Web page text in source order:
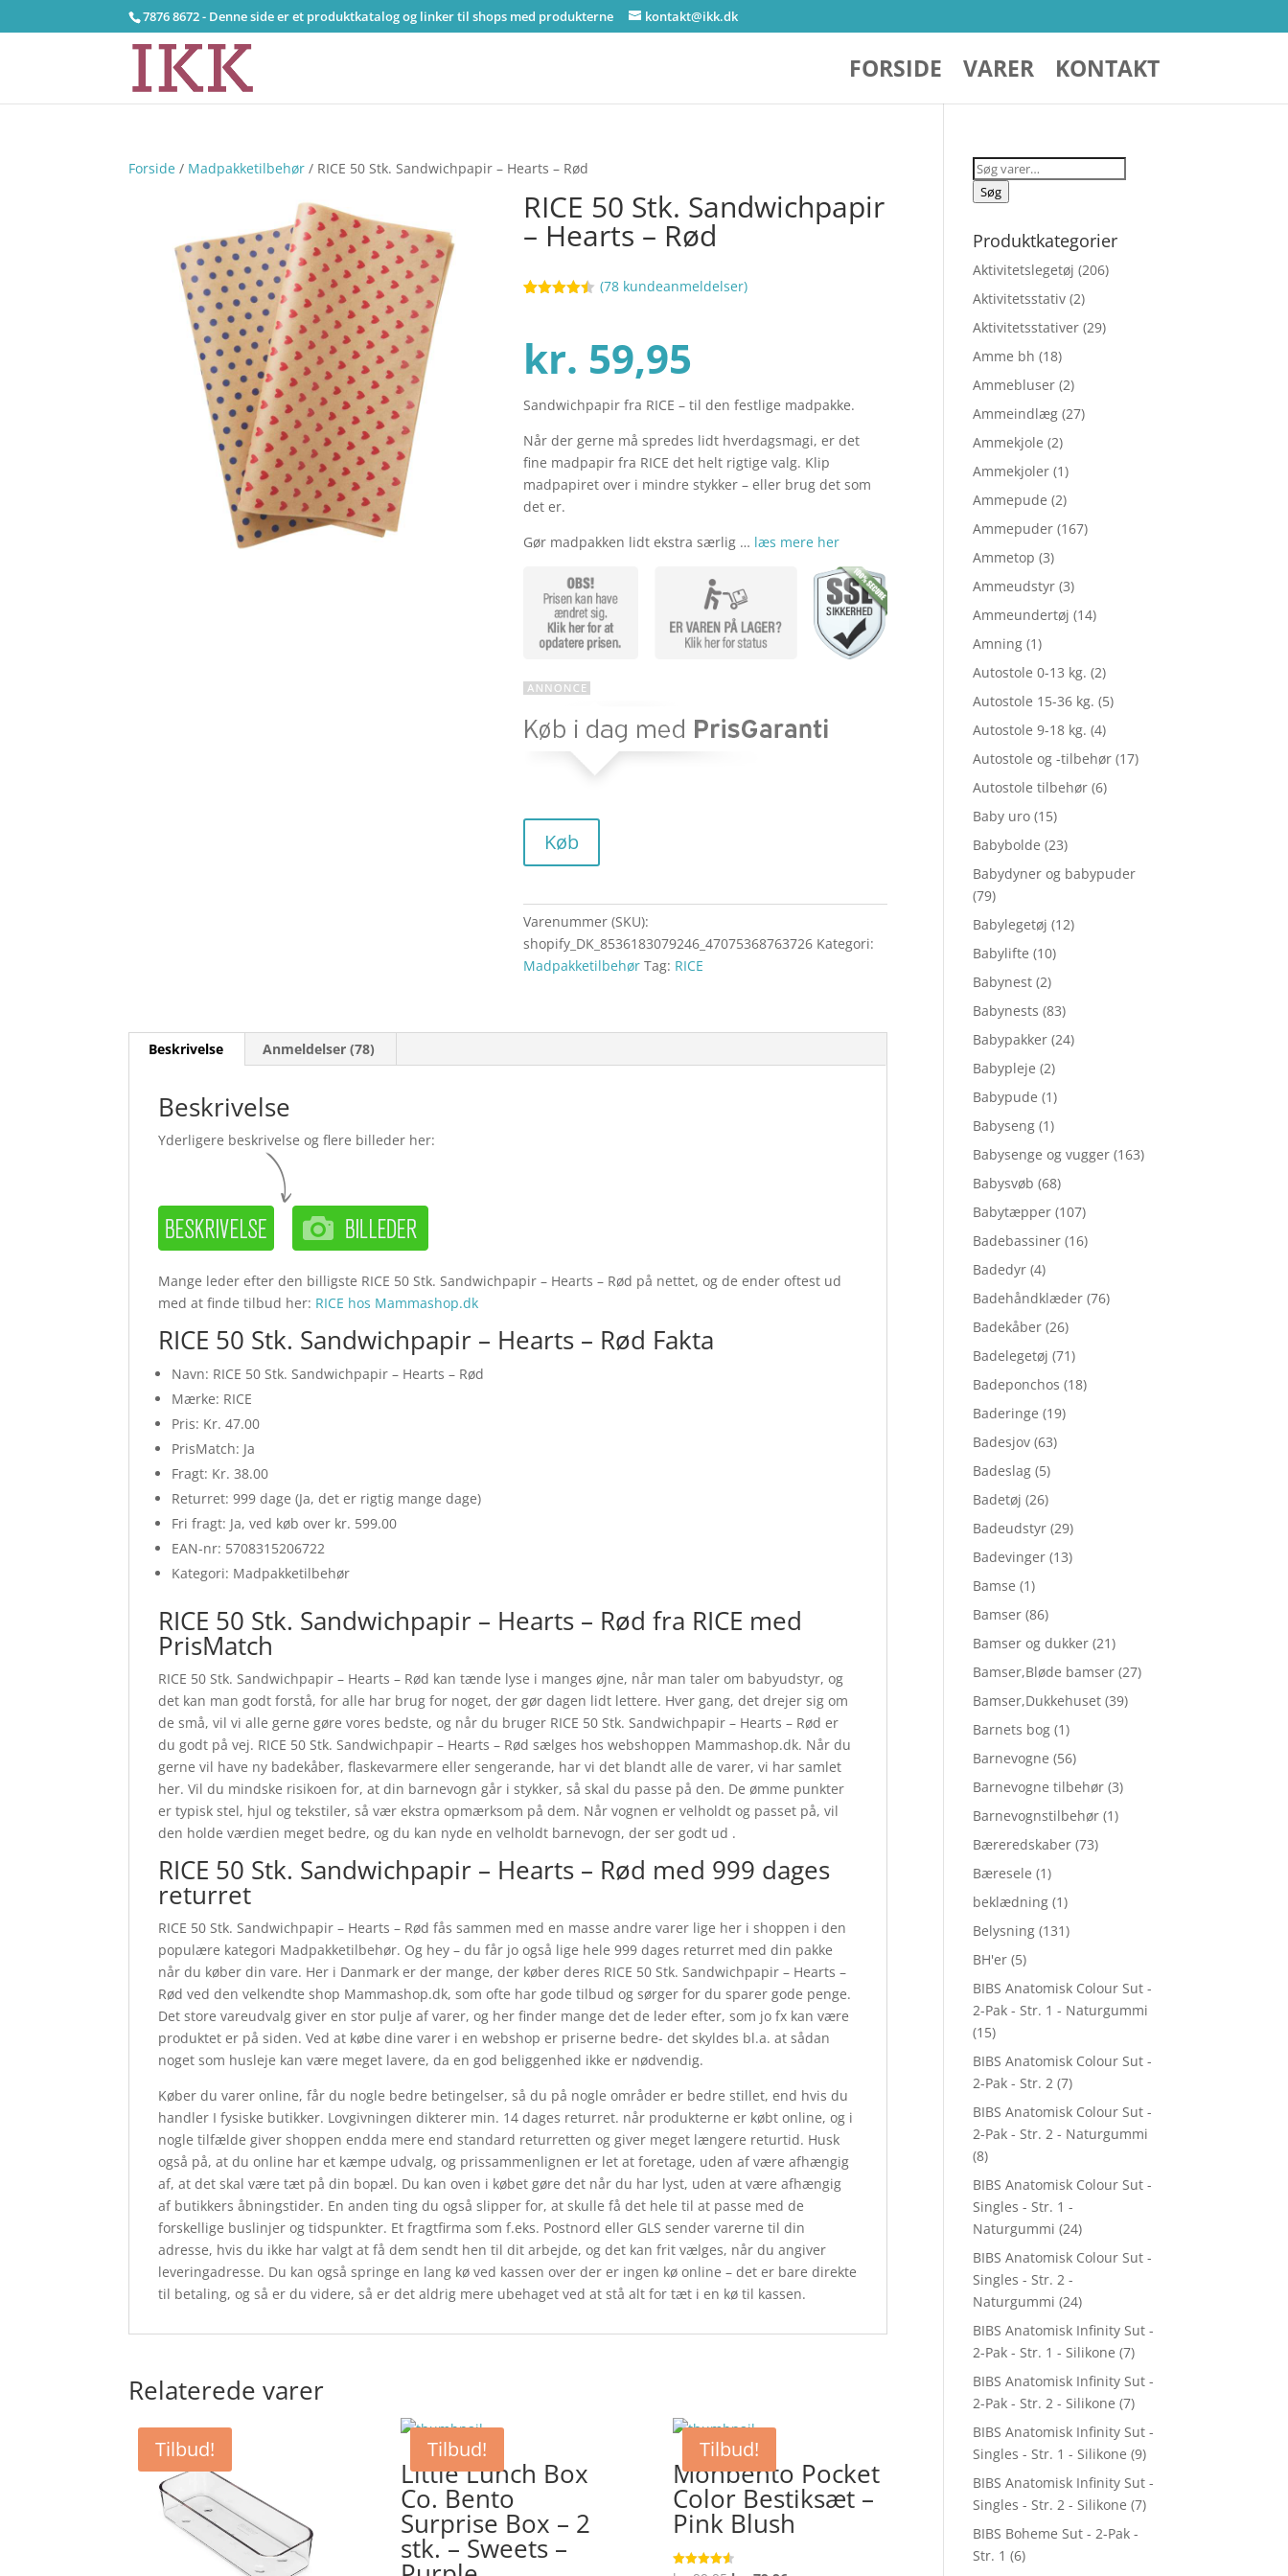
7876 8672 - Denne side er et produktkatalog og linker til shops med produkterne kontakt@ikk.dk
FORSIDE VARER KONTAKT
Forside / Madpakketilbehør / RICE 50 Stk. Sandwichpapir – Hearts – Rød
RICE 50 Stk. Sandwichpapir
– Hearts – Rød
baseret
på
kundebedø
(78kundeanmeldelser)
kr. 59,95
Sandwichpapir fra RICE – til den festlige madpakke.
Når der gerne må spredes lidt hverdagsmagi, er det
fine madpapir fra RICE det helt rigtige valg. Klip
madpapiret over i mindre stykker – eller brug det som
det er.
Gør madpakken lidt ekstra særlig … læs mere her
Køb
Varenummer (SKU):
shopify_DK_8536183079246_47075368763726 Kategori:
Madpakketilbehør Tag: RICE
Beskrivelse Anmeldelser (78)
Beskrivelse
Yderligere beskrivelse og flere billeder her:
Mange leder efter den billigste RICE 50 Stk. Sandwichpapir – Hearts – Rød på nettet, og de ender oftest ud
med at finde tilbud her: RICE hos Mammashop.dk
RICE 50 Stk. Sandwichpapir – Hearts – Rød Fakta
Navn: RICE 50 Stk. Sandwichpapir – Hearts – Rød
Mærke: RICE
Pris: Kr. 47.00
PrisMatch: Ja
Fragt: Kr. 38.00
Returret: 999 dage (Ja, det er rigtig mange dage)
Fri fragt: Ja, ved køb over kr. 599.00
EAN-nr: 5708315206722
Kategori: Madpakketilbehør
RICE 50 Stk. Sandwichpapir – Hearts – Rød fra RICE med
PrisMatch
RICE 50 Stk. Sandwichpapir – Hearts – Rød kan tænde lyse i manges øjne, når man taler om babyudstyr, og
det kan man godt forstå, for alle har brug for noget, der gør dagen lidt lettere. Hver gang, det drejer sig om
de små, vil vi alle gerne gøre vores bedste, og når du bruger RICE 50 Stk. Sandwichpapir – Hearts – Rød er
du godt på vej. RICE 50 Stk. Sandwichpapir – Hearts – Rød sælges hos webshoppen Mammashop.dk. Når du
gerne vil have ny badekåber, flaskevarmere eller sengerande, har vi det blandt alle de varer, vi har samlet
her. Vil du mindske risikoen for, at din barnevogn går i stykker, så skal du passe på den. De ømme punkter
er typisk stel, hjul og tekstiler, så vær ekstra opmærksom på dem. Når vognen er velholdt og passet på, vil
den holde værdien meget bedre, og du kan nyde en velholdt barnevogn, der ser godt ud .
RICE 50 Stk. Sandwichpapir – Hearts – Rød med 999 dages
returret
RICE 50 Stk. Sandwichpapir – Hearts – Rød fås sammen med en masse andre varer lige her i shoppen i den
populære kategori Madpakketilbehør. Og hey – du får jo også lige hele 999 dages returret med din pakke
når du køber din vare. Her i Danmark er der mange, der køber deres RICE 50 Stk. Sandwichpapir – Hearts –
Rød ved den velkendte shop Mammashop.dk, som ofte har gode tilbud og sørger for du sparer gode penge.
Det store vareudvalg giver en stor pulje af varer, og her finder mange det de leder efter, som jo fx kan være
produktet er på siden. Ved at købe dine varer i en webshop er priserne bedre- det skyldes bl.a. at sådan
noget som husleje kan være meget lavere, da en god beliggenhed ikke er nødvendig.
Køber du varer online, får du nogle bedre betingelser, så du på nogle områder er bedre stillet, end hvis du
handler I fysiske butikker. Lovgivningen dikterer min. 14 dages returret. når produkterne er købt online, og i
nogle tilfælde giver shoppen endda mere end standard returretten og giver meget længere returtid. Husk
også på, at du online har et kæmpe udvalg, og prissammenlignen er let at foretage, uden af være afhængig
af, at det skal være tæt på din bopæl. Du kan oven i købet gøre det når du har lyst, uden at være afhængig
af butikkers åbningstider. En anden ting du også slipper for, at skulle få det hele til at passe med de
forskellige buslinjer og tidspunkter. Et fragtfirma som f.eks. Postnord eller GLS sender varerne til din
adresse, hvis du ikke har valgt at få dem sendt hen til dit arbejde, og det kan frit vælges, når du angiver
leveringadresse. Du kan også springe en lang kø ved kassen over der er ingen kø online – det er bare direkte
til betaling, og så er du videre, så er det aldrig mere ubehaget ved at stå alt for tæt i en kø til kassen.
Relaterede varer
Tilbud! Tilbud!
Little Lunch Box
Co. Bento
Surprise Box – 2
stk. – Sweets –
Tilbud!
Monbento Pocket
Color Bestiksæt –
Pink Blush
Søg
efter:
Søg
Produktkategorier
Aktivitetslegetøj (206)
Aktivitetsstativ (2)
Aktivitetsstativer (29)
Amme bh (18)
Ammebluser (2)
Ammeindlæg (27)
Ammekjole (2)
Ammekjoler (1)
Ammepude (2)
Ammepuder (167)
Ammetop (3)
Ammeudstyr (3)
Ammeundertøj (14)
Amning (1)
Autostole 0-13 kg. (2)
Autostole 15-36 kg. (5)
Autostole 9-18 kg. (4)
Autostole og -tilbehør (17)
Autostole tilbehør (6)
Baby uro (15)
Babybolde (23)
Babydyner og babypuder
(79)
Babylegetøj (12)
Babylifte (10)
Babynest (2)
Babynests (83)
Babypakker (24)
Babypleje (2)
Babypude (1)
Babyseng (1)
Babysenge og vugger (163)
Babysvøb (68)
Babytæpper (107)
Badebassiner (16)
Badedyr (4)
Badehåndklæder (76)
Badekåber (26)
Badelegetøj (71)
Badeponchos (18)
Baderinge (19)
Badesjov (63)
Badeslag (5)
Badetøj (26)
Badeudstyr (29)
Badevinger (13)
Bamse (1)
Bamser (86)
Bamser og dukker (21)
Bamser,Bløde bamser (27)
Bamser,Dukkehuset (39)
Barnets bog (1)
Barnevogne (56)
Barnevogne tilbehør (3)
Barnevognstilbehør (1)
Bæreredskaber (73)
Bæresele (1)
beklædning (1)
Belysning (131)
BH'er (5)
BIBS Anatomisk Colour Sut -
2-Pak - Str. 1 - Naturgummi
(15)
BIBS Anatomisk Colour Sut -
2-Pak - Str. 2 (7)
BIBS Anatomisk Colour Sut -
2-Pak - Str. 2 - Naturgummi
(8)
BIBS Anatomisk Colour Sut -
Singles - Str. 1 -
Naturgummi (24)
BIBS Anatomisk Colour Sut -
Singles - Str. 2 -
Naturgummi (24)
BIBS Anatomisk Infinity Sut -
2-Pak - Str. 1 - Silikone (7)
BIBS Anatomisk Infinity Sut -
2-Pak - Str. 2 - Silikone (7)
BIBS Anatomisk Infinity Sut -
Singles - Str. 1 - Silikone (9)
BIBS Anatomisk Infinity Sut -
Singles - Str. 2 - Silikone (7)
BIBS Boheme Sut - 2-Pak -
Str. 1 (6)